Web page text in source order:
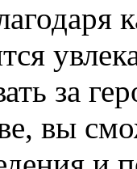
за
вы